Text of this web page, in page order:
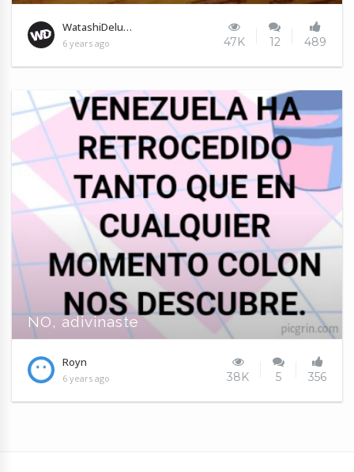
WatashiDeluxe
6 years ago 47K 12 489
NO, adivinaste
Royn
6 years ago 38K 5 356